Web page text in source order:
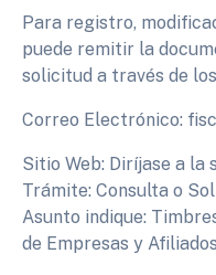
Para registro,
puede remitir la
solicitud a través de
Correo Electrónico:
Sitio Web: Diríjase a la
Trámite: Consulta o
Asunto indique:
de Empresas y